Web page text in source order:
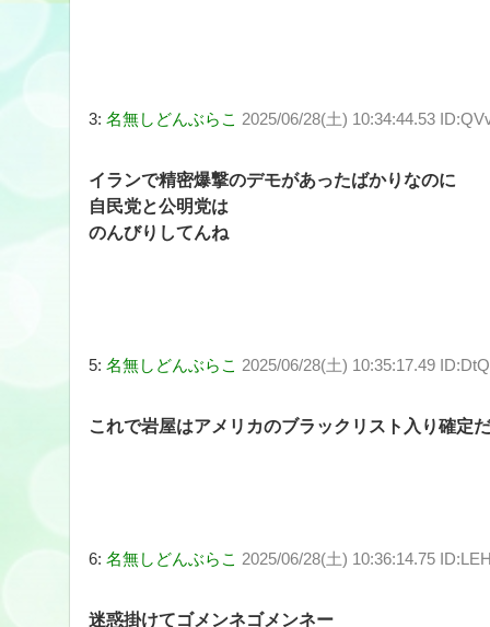
3: 名無しどんぶらこ 2025/06/28(土) 10:34:44.53
イランで精密爆撃のデモがあったばかりなのに
自民党と公明党は
のんびりしてんね
5: 名無しどんぶらこ 2025/06/28(土) 10:35:17.49
これで岩屋はアメリカのブラックリスト入り確定
6: 名無しどんぶらこ 2025/06/28(土) 10:36:14.75
迷惑掛けてゴメンネゴメンネー